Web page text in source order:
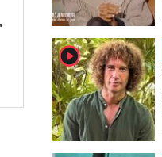
player2